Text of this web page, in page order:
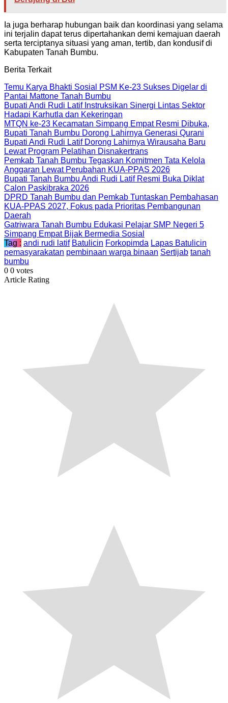
Ia juga berharap hubungan baik dan koordinasi yang selama
ini terjalin dapat terus dipertahankan demi kemajuan daerah
serta terciptanya situasi yang aman, tertib, dan kondusif di
Kabupaten Tanah Bumbu.
Berita Terkait
Temu Karya Bhakti Sosial PSM Ke-23 Sukses Digelar di
Pantai Mattone Tanah Bumbu
Bupati Andi Rudi Latif Instruksikan Sinergi Lintas Sektor
Hadapi Karhutla dan Kekeringan
MTQN ke-23 Kecamatan Simpang Empat Resmi Dibuka,
Bupati Tanah Bumbu Dorong Lahirnya Generasi Qurani
Bupati Andi Rudi Latif Dorong Lahirnya Wirausaha Baru
Lewat Program Pelatihan Disnakertrans
Pemkab Tanah Bumbu Tegaskan Komitmen Tata Kelola
Anggaran Lewat Perubahan KUA-PPAS 2026
Bupati Tanah Bumbu Andi Rudi Latif Resmi Buka Diklat
Calon Paskibraka 2026
DPRD Tanah Bumbu dan Pemkab Tuntaskan Pembahasan
KUA-PPAS 2027, Fokus pada Prioritas Pembangunan
Daerah
Gatriwara Tanah Bumbu Edukasi Pelajar SMP Negeri 5
Simpang Empat Bijak Bermedia Sosial
Tag : andi rudi latif Batulicin Forkopimda Lapas Batulicin
pemasyarakatan pembinaan warga binaan Sertijab tanah
bumbu
0 0 votes
Article Rating